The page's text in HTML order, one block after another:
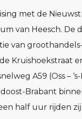
met de
van Heesch. De
van
Kruishoekstraat
A59 (Oss –
Brabant
half uur rijden